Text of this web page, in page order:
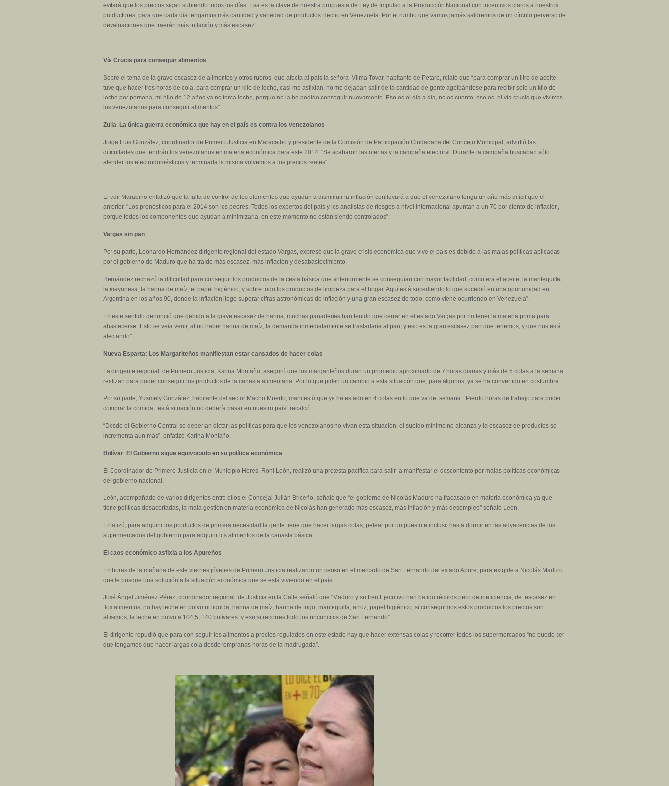
evitará que los precios sigan subiendo todos los días. Esa es la clave de nuestra propuesta de Ley de Impulso a la Producción Nacional con incentivos claros a nuestros
productores, para que cada día tengamos más cantidad y variedad de productos Hecho en Venezuela. Por el rumbo que vamos jamás saldremos de un círculo perverso de
devaluaciones que traerán más inflación y más escasez”.
Vía Crucis para conseguir alimentos
Sobre el tema de la grave escasez de alimentos y otros rubros que afecta al país la señora Vilma Tovar, habitante de Petare, relató que “para comprar un litro de aceite
tuve que hacer tres horas de cola, para comprar un kilo de leche, casi me asfixian, no me dejaban salir de la cantidad de gente agolpándose para recibir solo un kilo de
leche por persona, mi hijo de 12 años ya no toma leche, porque no la he podido conseguir nuevamente. Eso es el día a día, no es cuento, ese es el vía crucis que vivimos
los venezolanos para conseguir alimentos”.
Zulia: La única guerra económica que hay en el país es contra los venezolanos
Jorge Luis González, coordinador de Primero Justicia en Maracaibo y presidente de la Comisión de Participación Ciudadana del Concejo Municipal, advirtió las
dificultades que tendrán los venezolanos en materia económica para este 2014. "Se acabaron las ofertas y la campaña electoral. Durante la campaña buscaban sólo
atender los electrodomésticos y terminada la misma volvemos a los precios reales".
El edil Marabino enfatizó que la falta de control de los elementos que ayudan a disminuir la inflación conllevará a que el venezolano tenga un año más difícil que el
anterior. "Los pronósticos para el 2014 son los peores. Todos los expertos del país y los analistas de riesgos a nivel internacional apuntan a un 70 por ciento de inflación,
porque todos los componentes que ayudan a minimizarla, en este momento no están siendo controlados”.
Vargas sin pan
Por su parte, Leonardo Hernández dirigente regional del estado Vargas, expresó que la grave crisis económica que vive el país es debido a las malas políticas aplicadas
por el gobierno de Maduro que ha traído más escasez, más inflación y desabastecimiento.
Hernández rechazó la dificultad para conseguir los productos de la cesta básica que anteriormente se conseguían con mayor facilidad, como era el aceite, la mantequilla,
la mayonesa, la harina de maíz, el papel higiénico, y sobre todo los productos de limpieza para el hogar. Aquí está sucediendo lo que sucedió en una oportunidad en
Argentina en los años 90, donde la inflación llego superar cifras astronómicas de inflación y una gran escasez de todo; como viene ocurriendo en Venezuela”.
En este sentido denunció que debido a la grave escasez de harina, muchas panaderías han tenido que cerrar en el estado Vargas por no tener la materia prima para
abastecerse “Esto se veía venir, al no haber harina de maíz, la demanda inmediatamente se trasladaría al pan, y eso es la gran escasez pan que tenemos, y que nos está
afectando”.
Nueva Esparta: Los Margariteños manifiestan estar cansados de hacer colas
La dirigente regional de Primero Justicia, Karina Montaño, aseguró que los margariteños duran un promedio aproximado de 7 horas diarias y más de 5 colas a la semana
realizan para poder conseguir los productos de la canasta alimentaria. Por lo que piden un cambio a esta situación que, para algunos, ya se ha convertido en costumbre.
Por su parte, Yusmely González, habitante del sector Macho Muerto, manifestó que ya ha estado en 4 colas en lo que va de semana. “Pierdo horas de trabajo para poder
comprar la comida, está situación no debería pasar en nuestro país” recalcó.
“Desde el Gobierno Central se deberían dictar las políticas para que los venezolanos no vivan esta situación, el sueldo mínimo no alcanza y la escasez de productos se
incrementa aún más”, enfatizó Karina Montaño.
Bolívar: El Gobierno sigue equivocado en su política económica
El Coordinador de Primero Justicia en el Municipio Heres, Roni León, realizó una protesta pacífica para salir a manifestar el descontento por malas políticas económicas
del gobierno nacional.
León, acompañado de varios dirigentes entre ellos el Concejal Julián Briceño, señaló que “el gobierno de Nicolás Maduro ha fracasado en materia económica ya que
tiene políticas desacertadas, la mala gestión en materia económica de Nicolás han generado más escasez, más inflación y más desempleo" señaló León.
Enfatizó, para adquirir los productos de primera necesidad la gente tiene que hacer largas colas, pelear por un puesto e incluso hasta dormir en las adyacencias de los
supermercados del gobierno para adquirir los alimentos de la canasta básica.
El caos económico asfixia a los Apureños
En horas de la mañana de este viernes jóvenes de Primero Justicia realizaron un censo en el mercado de San Fernando del estado Apure, para exigirle a Nicolás Maduro
que le busque una solución a la situación económica que se está viviendo en el país.
José Ángel Jiménez Pérez, coordinador regional de Justicia en la Calle señaló que “Maduro y su tren Ejecutivo han batido récords pero de ineficiencia, de escasez en
los alimentos, no hay leche en polvo ni liquida, harina de maíz, harina de trigo, mantequilla, arroz, papel higiénico, si conseguimos estos productos los precios son
altísimos, la leche en polvo a 104,5, 140 bolívares y eso si recorres todo los rinconcitos de San Fernando”.
El dirigente repudió que para con seguir los alimentos a precios regulados en este estado hay que hacer extensas colas y recorrer todos los supermercados “no puede ser
que tengamos que hacer largas cola desde tempranas horas de la madrugada”.